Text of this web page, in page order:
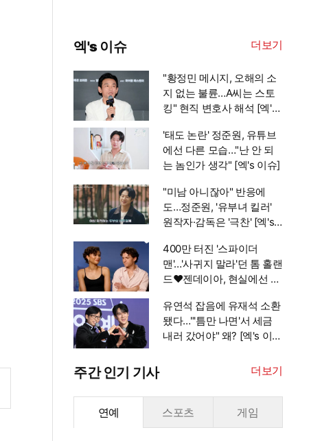
엑's 이슈 더보기
"황정민 메시지, 오해의 소
지 없는 불륜…A씨는 스토
킹" 현직 변호사 해석 [엑's
'태도 논란' 정준원, 유튜브
에선 다른 모습…"난 안 되
는 놈인가 생각" [엑's 이슈]
"미남 아니잖아" 반응에
도…정준원, '유부녀 킬러'
원작자·감독은 '극찬' [엑's
400만 터진 '스파이더
맨'…'사귀지 말라'던 톰 홀랜
드♥젠데이아, 현실에선 부
유연석 잡음에 유재석 소환
됐다…"'틈만 나면'서 세금
내러 갔어야" 왜? [엑's 이
주간 인기 기사 더보기
연예 스포츠 게임